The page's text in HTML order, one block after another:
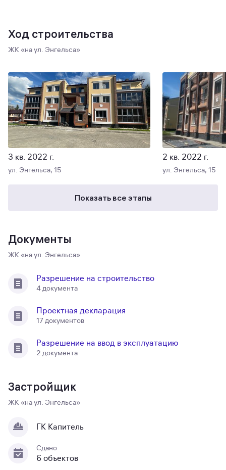
Ход строительства
ЖК «на ул. Энгельса»
3 кв. 2022 г.
ул. Энгельса, 15
2 кв. 2022 г.
ул. Энгельса, 15
Показать все этапы
Документы
ЖК «на ул. Энгельса»
Разрешение на строительство
4 документа
Проектная декларация
17 документов
Разрешение на ввод в эксплуатацию
2 документа
Застройщик
ЖК «на ул. Энгельса»
ГК Капитель
Сдано
6 объектов